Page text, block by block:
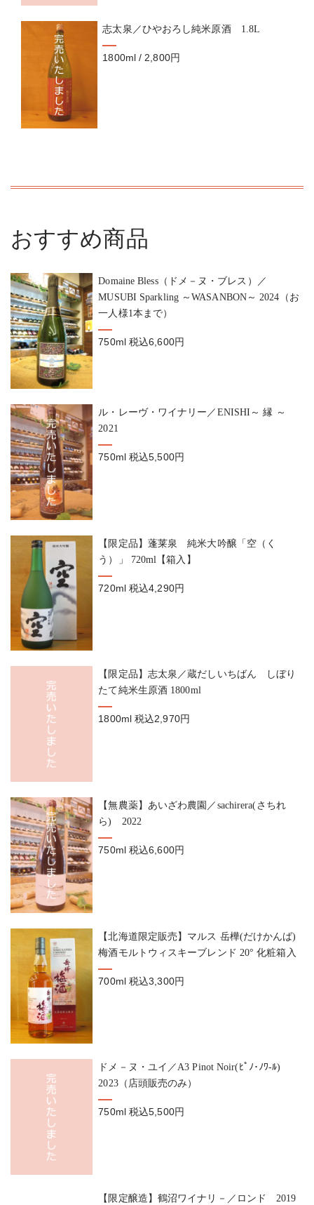
志太泉／ひやおろし純米原酒 1.8L
1800ml / 2,800円
おすすめ商品
Domaine Bless（ドメ－ヌ・ブレス）／
MUSUBI Sparkling ～WASANBON～ 2024（お
一人様1本まで）
750ml 税込6,600円
ル・レーヴ・ワイナリー／ENISHI～ 縁 ～
2021
750ml 税込5,500円
【限定品】蓬莱泉 純米大吟醸「空（く
う）」 720ml【箱入】
720ml 税込4,290円
【限定品】志太泉／蔵だしいちばん しぼり
たて純米生原酒 1800ml
1800ml税込2,970円
【無農薬】あいざわ農園／sachirera(さちれ
ら) 2022
750ml 税込6,600円
【北海道限定販売】マルス 岳樺(だけかんば)
梅酒モルトウィスキーブレンド 20° 化粧箱入
700ml 税込3,300円
ドメ－ヌ・ユイ／A3 Pinot Noir(ﾋﾟﾉ･ﾉﾜ-ﾙ)
2023（店頭販売のみ）
750ml 税込5,500円
【限定醸造】鶴沼ワイナリ－／ロンド 2019